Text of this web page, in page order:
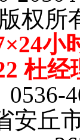
版权
小
杜
安丘